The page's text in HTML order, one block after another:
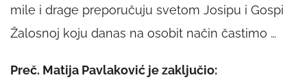
mile i drage preporučuju svetom Josipu i Gospi
Žalosnoj koju danas na osobit način častimo …
Preč. Matija Pavlaković je zaključio: